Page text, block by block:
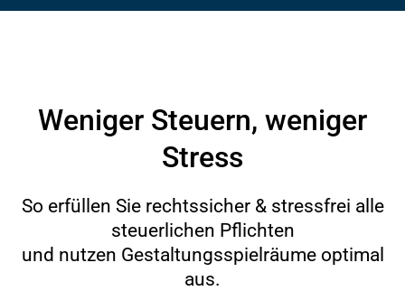
Weniger Steuern, weniger
Stress
So erfüllen Sie rechtssicher & stressfrei alle
steuerlichen Pflichten
und nutzen Gestaltungsspielräume optimal
aus.